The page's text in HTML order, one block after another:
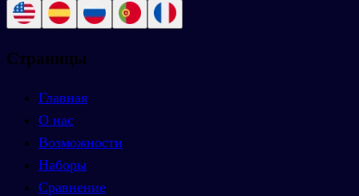
Страницы
Главная
О нас
Возможности
Наборы
Сравнение